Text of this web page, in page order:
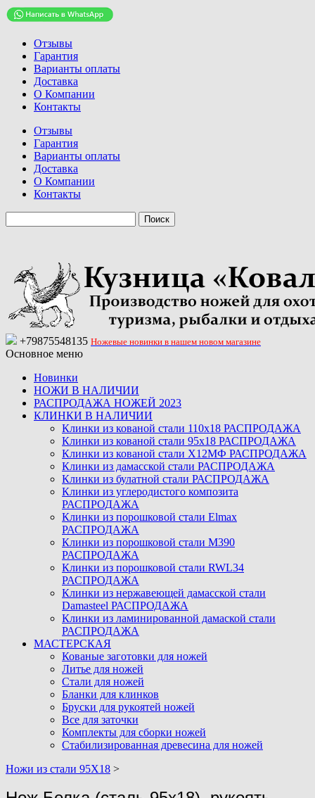
Отзывы
Гарантия
Варианты оплаты
Доставка
О Компании
Контакты
Отзывы
Гарантия
Варианты оплаты
Доставка
О Компании
Контакты
+79875548135 Ножевые новинки в нашем новом магазине
Основное меню
Новинки
НОЖИ В НАЛИЧИИ
РАСПРОДАЖА НОЖЕЙ 2023
КЛИНКИ В НАЛИЧИИ
Клинки из кованой стали 110х18 РАСПРОДАЖА
Клинки из кованой стали 95х18 РАСПРОДАЖА
Клинки из кованой стали Х12МФ РАСПРОДАЖА
Клинки из дамасской стали РАСПРОДАЖА
Клинки из булатной стали РАСПРОДАЖА
Клинки из углеродистого композита
РАСПРОДАЖА
Клинки из порошковой стали Elmax
РАСПРОДАЖА
Клинки из порошковой стали M390
РАСПРОДАЖА
Клинки из порошковой стали RWL34
РАСПРОДАЖА
Клинки из нержавеющей дамасской стали
Damasteel РАСПРОДАЖА
Клинки из ламинированной дамаской стали
РАСПРОДАЖА
МАСТЕРСКАЯ
Кованые заготовки для ножей
Литье для ножей
Стали для ножей
Бланки для клинков
Бруски для рукоятей ножей
Все для заточки
Комплекты для сборки ножей
Стабилизированная древесина для ножей
Ножи из стали 95Х18 >